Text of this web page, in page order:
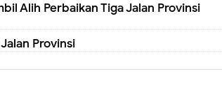
Alih Perbaikan Tiga Jalan Provinsi
Provinsi